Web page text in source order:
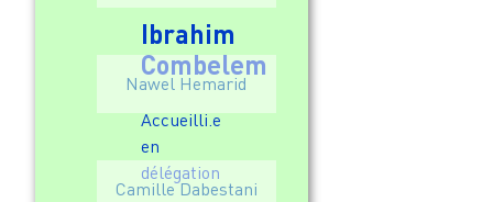
Nawel Hemarid
Camille Dabestani
Ibrahim
Combelem
Accueilli.e
en
délégation